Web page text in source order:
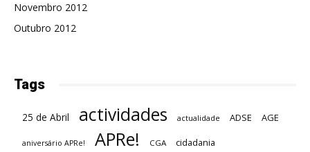
Novembro 2012
Outubro 2012
Tags
25 de Abril actividades actualidade ADSE AGE
aniversário APRe! APRe! CGA cidadania